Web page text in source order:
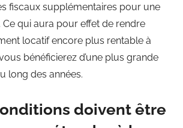
fiscaux supplémentaires pour une
Ce qui aura pour effet de rendre
locatif encore plus rentable à
bénéficierez d’une plus grande
long des années.
doivent être